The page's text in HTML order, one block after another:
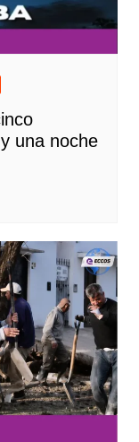
una noche